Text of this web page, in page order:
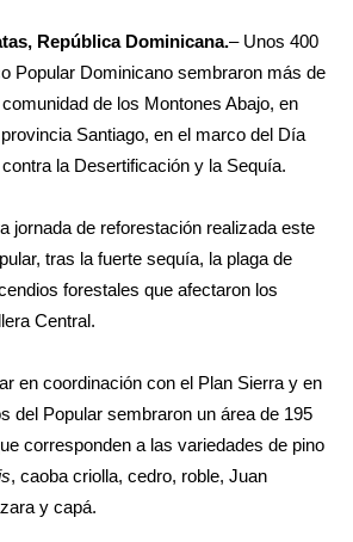
República Dominicana.– Unos 400
Popular Dominicano sembraron más de
de los Montones Abajo, en
Santiago, en el marco del Día
la Desertificación y la Sequía.
jornada de reforestación realizada este
tras la fuerte sequía, la plaga de
forestales que afectaron los
Central.
en coordinación con el Plan Sierra y en
del Popular sembraron un área de 195
corresponden a las variedades de pino
, caoba criolla, cedro, roble, Juan
y capá.